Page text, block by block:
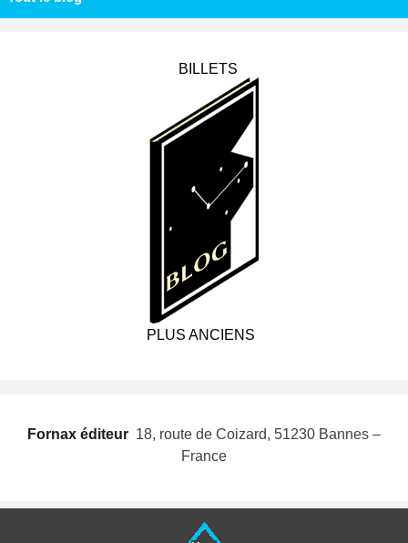
BILLETS
PLUS ANCIENS
Fornax éditeur  18, route de Coizard, 51230 Bannes –
France